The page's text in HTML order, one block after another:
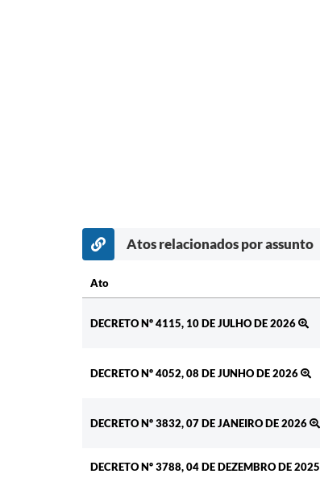
Atos relacionados por assunto
Ato
DECRETO Nº 4115, 10 DE JULHO DE 2026
DECRETO Nº 4052, 08 DE JUNHO DE 2026
DECRETO Nº 3832, 07 DE JANEIRO DE 2026
DECRETO Nº 3788, 04 DE DEZEMBRO DE 2025